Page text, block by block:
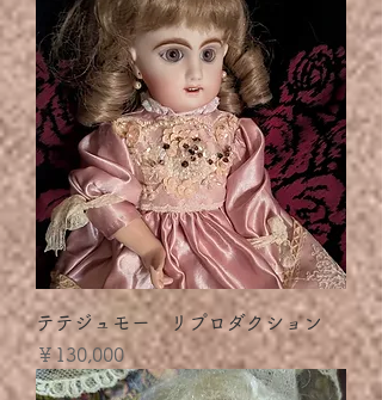
テテジュモー リプロダクション
価格
￥130,000